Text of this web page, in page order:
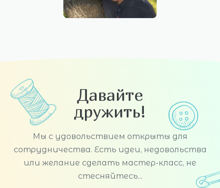
Давайте
дружить!
Мы с удовольствием открыты для
сотрудничества. Есть идеи, недовольства
или желание сделать мастер-класс, не
стесняйтесь...